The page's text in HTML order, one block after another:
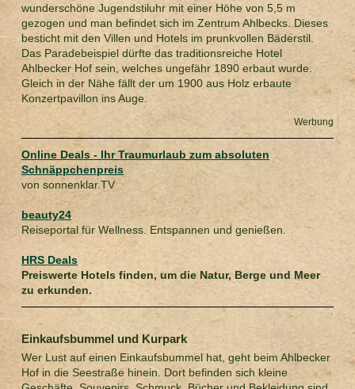
wunderschöne Jugendstiluhr mit einer Höhe von 5,5 m
gezogen und man befindet sich im Zentrum Ahlbecks. Dieses
besticht mit den Villen und Hotels im prunkvollen Bäderstil.
Das Paradebeispiel dürfte das traditionsreiche Hotel
Ahlbecker Hof sein, welches ungefähr 1890 erbaut wurde.
Gleich in der Nähe fällt der um 1900 aus Holz erbaute
Konzertpavillon ins Auge.
Werbung
Online Deals - Ihr Traumurlaub zum absoluten
Schnäppchenpreis
von sonnenklar.TV
beauty24
Reiseportal für Wellness. Entspannen und genießen.
HRS Deals
Preiswerte Hotels finden, um die Natur, Berge und Meer
zu erkunden.
Einkaufsbummel und Kurpark
Wer Lust auf einen Einkaufsbummel hat, geht beim Ahlbecker
Hof in die Seestraße hinein. Dort befinden sich kleine